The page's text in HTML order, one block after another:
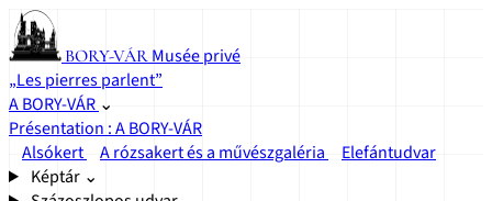
BORY-VÁR Musée privé
„Les pierres parlent”
A BORY-VÁR ⌄
Présentation : A BORY-VÁR
Alsókert
A rózsakert és a művészgaléria
Elefántudvar
Képtár ⌄